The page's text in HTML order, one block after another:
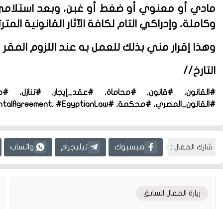
مادي أو معنوي أو ضغط أو غبن، وبعد
وكاملة، وإدراكي التام لكافة الآثار القانونية
وهذا إقرار مني بذلك للعمل به عند اللزوم
التارخ//
#القانون, #قانون, #محاماة, #عقد_إيجار, #تنازل,
#القانون_المصري, #محكمة, #Legal, #Law, #LegalDrafting, #RentalAgreement, #EgyptianLaw
شارك المقال : فيسبوك تيليجرام واتساب
زيارة المقال السابق